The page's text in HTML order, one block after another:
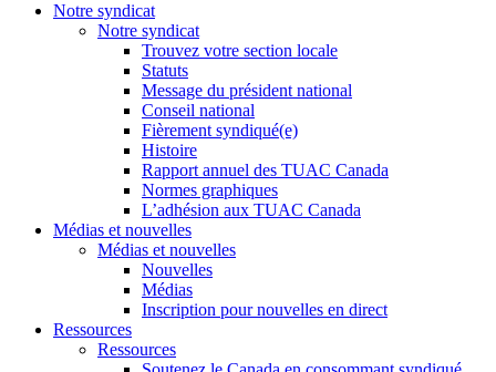
Notre syndicat
Notre syndicat
Trouvez votre section locale
Statuts
Message du président national
Conseil national
Fièrement syndiqué(e)
Histoire
Rapport annuel des TUAC Canada
Normes graphiques
L’adhésion aux TUAC Canada
Médias et nouvelles
Médias et nouvelles
Nouvelles
Médias
Inscription pour nouvelles en direct
Ressources
Ressources